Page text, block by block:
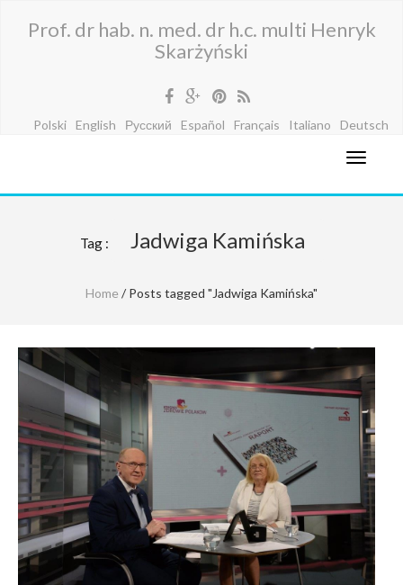
Prof. dr hab. n. med. dr h.c. multi Henryk
Skarżyński
Polski English Русский Español Français Italiano Deutsch
Tag : Jadwiga Kamińska
Home / Posts tagged "Jadwiga Kamińska"